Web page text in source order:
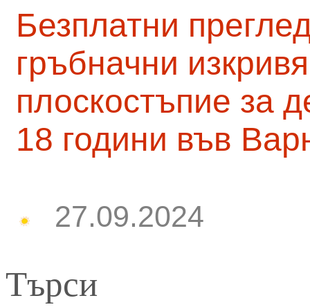
Безплатни
гръбначни
плоскостъпие за
18 години във
27.09.2024
Търси